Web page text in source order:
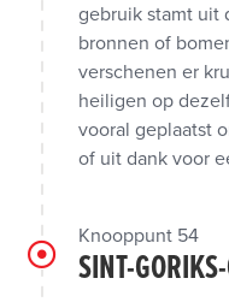
gebruik stamt uit
bronnen of
verschenen er
heiligen op
vooral geplaatst
of uit dank voor
Knooppunt 54
SINT-